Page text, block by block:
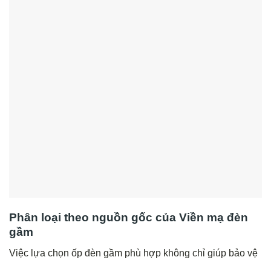
Phân loại theo nguồn gốc của Viền mạ đèn
gầm
Việc lựa chọn ốp đèn gầm phù hợp không chỉ giúp bảo vệ